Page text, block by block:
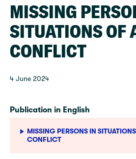
MISSING
SITUATIONS OF
CONFLICT
4 June 2024
Publication in English
MISSING PERSONS IN
CONFLICT